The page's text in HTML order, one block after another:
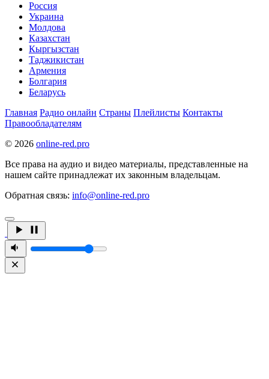
Россия
Украина
Молдова
Казахстан
Кыргызстан
Таджикистан
Армения
Болгария
Беларусь
Главная Радио онлайн Страны Плейлисты Контакты
Правообладателям
© 2026 online-red.pro
Все права на аудио и видео материалы, представленные на
нашем сайте принадлежат их законным владельцам.
Обратная связь: info@online-red.pro